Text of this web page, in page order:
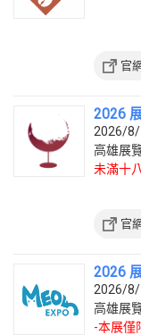
官
2026
2026/
高雄展
未滿十
官
2026
2026/
高雄展
-本展僅